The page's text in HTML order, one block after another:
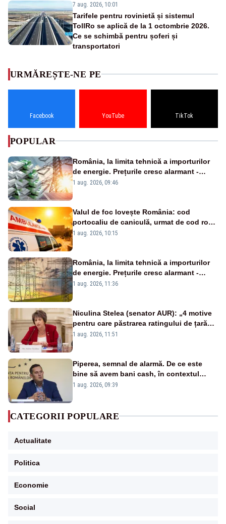
7 aug. 2026, 10:01
Tarifele pentru rovinietă și sistemul
TollRo se aplică de la 1 octombrie 2026.
Ce se schimbă pentru șoferi și
transportatori
URMĂREȘTE-NE PE
Facebook YouTube TikTok
POPULAR
România, la limita tehnică a importurilor
de energie. Prețurile cresc alarmant -
Analiză Realitatea Plus
1 aug. 2026, 09:46
Valul de foc lovește România: cod
portocaliu de caniculă, urmat de cod roșu
duminică. Temperaturile urcă spre 40°C
1 aug. 2026, 10:15
România, la limita tehnică a importurilor
de energie. Prețurile cresc alarmant -
Analiză Realitatea Plus
1 aug. 2026, 11:36
Niculina Stelea (senator AUR): „4 motive
pentru care păstrarea ratingului de țară
nu este o reușită pentru Guvernul
1 aug. 2026, 11:51
Piperea, semnal de alarmă. De ce este
bine să avem bani cash, în contextul
alertei energetice?
1 aug. 2026, 09:39
CATEGORII POPULARE
Actualitate
Politica
Economie
Social